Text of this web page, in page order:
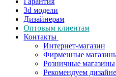
3d модели
Дизайнерам
Оптовым клиентам
Контакты
Интернет-магазин
Фирменные
Розничные магазины
Рекомендуем